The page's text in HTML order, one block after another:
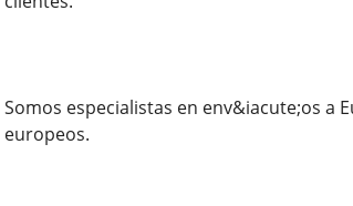
Somos especialistas en env&iacute;os a
europeos.